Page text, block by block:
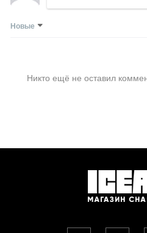
Новые
Никто ещё не оставил